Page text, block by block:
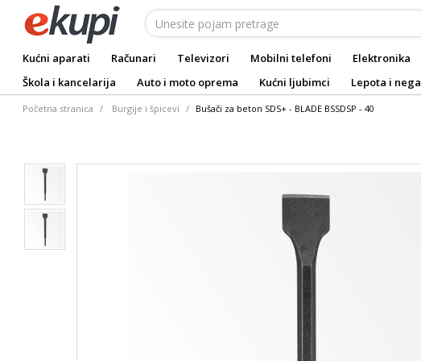
Kućni aparati Računari Televizori Mobilni telefoni Elektronika
Škola i kancelarija
Auto i moto oprema Kućni ljubimci Lepota i nega
Početna stranica Burgije i špicevi Bušači za beton SDS+ - BLADE BSSDSP - 40